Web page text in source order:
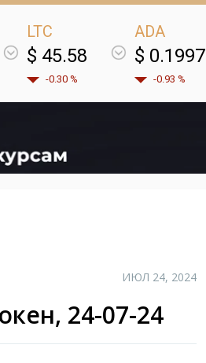
LTC
$ 45.58
-0.30 %
ADA
$ 0.1997
-0.93 %
ИЮЛ 24, 2024
24-07-24